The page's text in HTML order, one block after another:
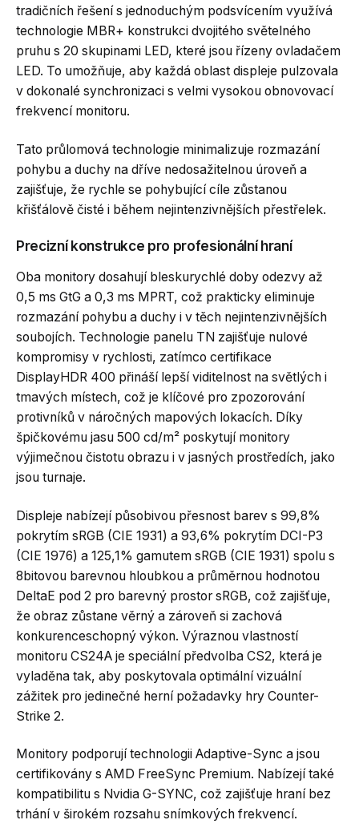
tradičních řešení s jednoduchým podsvícením využívá
technologie MBR+ konstrukci dvojitého světelného
pruhu s 20 skupinami LED, které jsou řízeny ovladačem
LED. To umožňuje, aby každá oblast displeje pulzovala
v dokonalé synchronizaci s velmi vysokou obnovovací
frekvencí monitoru.
Tato průlomová technologie minimalizuje rozmazání
pohybu a duchy na dříve nedosažitelnou úroveň a
zajišťuje, že rychle se pohybující cíle zůstanou
křišťálově čisté i během nejintenzivnějších přestřelek.
Precizní konstrukce pro profesionální hraní
Oba monitory dosahují bleskurychlé doby odezvy až
0,5 ms GtG a 0,3 ms MPRT, což prakticky eliminuje
rozmazání pohybu a duchy i v těch nejintenzivnějších
soubojích. Technologie panelu TN zajišťuje nulové
kompromisy v rychlosti, zatímco certifikace
DisplayHDR 400 přináší lepší viditelnost na světlých i
tmavých místech, což je klíčové pro zpozorování
protivníků v náročných mapových lokacích. Díky
špičkovému jasu 500 cd/m² poskytují monitory
výjimečnou čistotu obrazu i v jasných prostředích, jako
jsou turnaje.
Displeje nabízejí působivou přesnost barev s 99,8%
pokrytím sRGB (CIE 1931) a 93,6% pokrytím DCI-P3
(CIE 1976) a 125,1% gamutem sRGB (CIE 1931) spolu s
8bitovou barevnou hloubkou a průměrnou hodnotou
DeltaE pod 2 pro barevný prostor sRGB, což zajišťuje,
že obraz zůstane věrný a zároveň si zachová
konkurenceschopný výkon. Výraznou vlastností
monitoru CS24A je speciální předvolba CS2, která je
vyladěna tak, aby poskytovala optimální vizuální
zážitek pro jedinečné herní požadavky hry Counter-
Strike 2.
Monitory podporují technologii Adaptive-Sync a jsou
certifikovány s AMD FreeSync Premium. Nabízejí také
kompatibilitu s Nvidia G-SYNC, což zajišťuje hraní bez
trhání v širokém rozsahu snímkových frekvencí.